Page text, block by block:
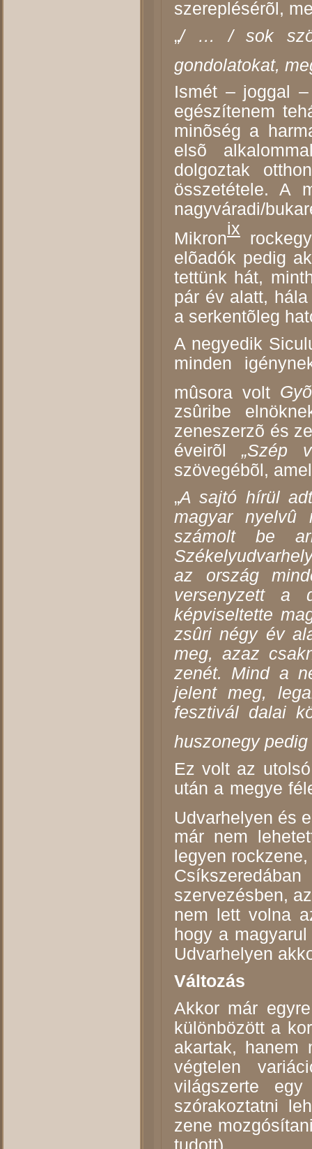
szereplésérõl,
„/ … / sok
gondolatokat,
Ismét – joggal
egészítenem
minõség a
elsõ
dolgoztak
összetétele. A
nagyváradi/
Mikron
ix
elõadók pedig
tettünk hát,
pár év alatt,
a serkentõleg
A negyedik
minden
mûsora volt
zsûribe
zeneszerzõ és
éveirõl „Szép
szövegébõl,
„A sajtó hírül
magyar nyelvû
számolt be
az ország
versenyzett a
képviseltette
zsûri négy év
meg, azaz
zenét. Mind a
jelent meg,
fesztivál dalai
huszonegy
Ez volt az
után a megye
Udvarhelyen és
már nem
legyen
szervezésben,
nem lett volna
hogy a
Udvarhelyen
Változás
Akkor már
különbözött a
akartak, hanem
végtelen
világszerte
szórakoztatni
zene
tudott).